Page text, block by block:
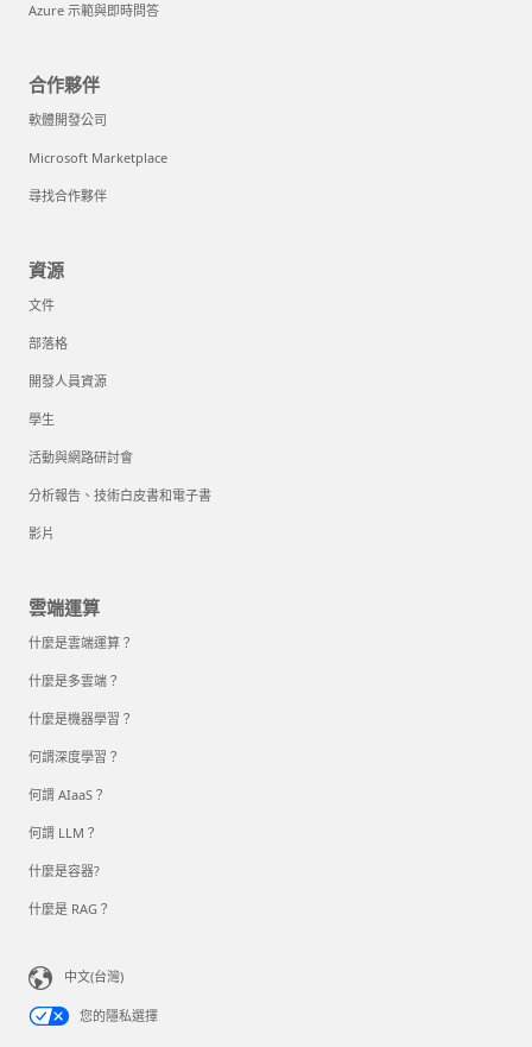
Azure 示範與即時問答
合作夥伴
軟體開發公司
Microsoft Marketplace
尋找合作夥伴
資源
文件
部落格
開發人員資源
學生
活動與網路研討會
分析報告、技術白皮書和電子書
影片
雲端運算
什麼是雲端運算？
什麼是多雲端？
什麼是機器學習？
何謂深度學習？
何謂 AIaaS？
何謂 LLM？
什麼是容器?
什麼是 RAG？
中文(台灣)
您的隱私選擇